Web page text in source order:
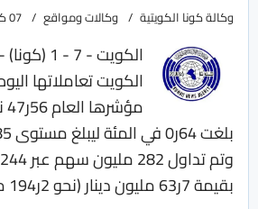
وكالة كونا الكويتية وكالات ومواقع 07 كانون2/يناير 2025
الكويت -
الكويت تعاملاتها
بلغت 64ر0 في المئة ليبلغ مستوى 85ر7477 نقطة.
بقيمة 7ر63 مليون دينار (نحو 2ر194 مليون دولار).